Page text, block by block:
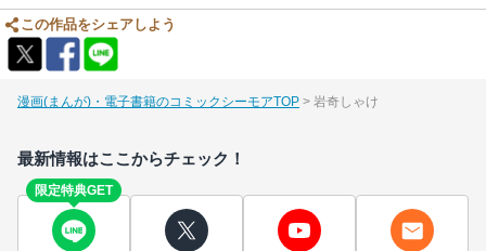
この作品をシェアしよう
漫画(まんが)・電子書籍のコミックシーモアTOP 岩奇しゃけ
最新情報はここからチェック！
限定特典GET